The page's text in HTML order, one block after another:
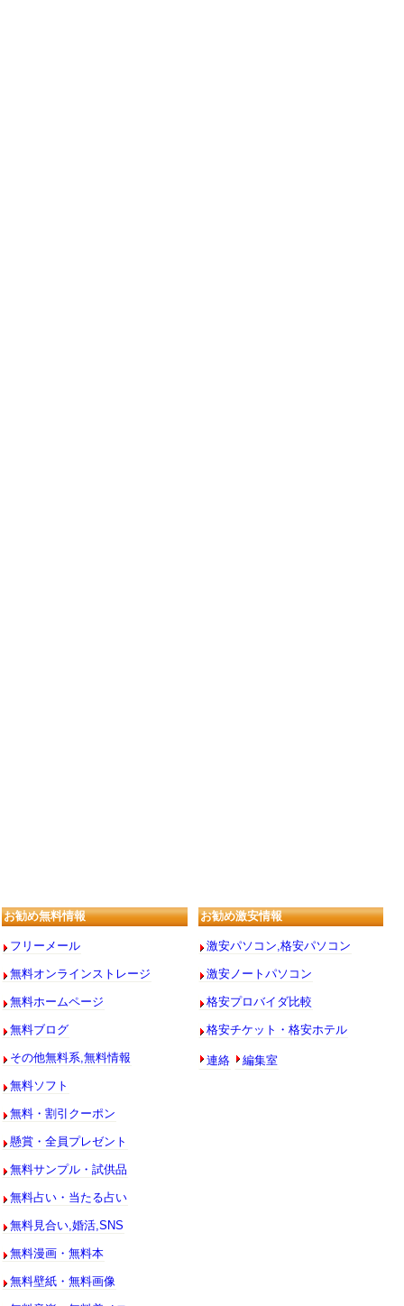
お勧め無料情報
フリーメール
無料オンラインストレージ
無料ホームページ
無料ブログ
その他無料系,無料情報
無料ソフト
無料・割引クーポン
懸賞・全員プレゼント
無料サンプル・試供品
無料占い・当たる占い
無料見合い,婚活,SNS
無料漫画・無料本
無料壁紙・無料画像
お勧め激安情報
激安パソコン,格安パソコン
激安ノートパソコン
格安プロバイダ比較
格安チケット・格安ホテル
連絡 編集室